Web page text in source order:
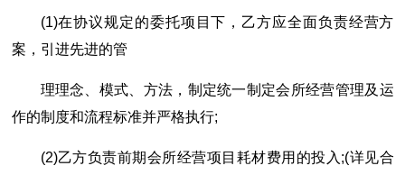
(1)在协议规定的委托项目下，乙方应全面负责经营方
案，引进先进的管
理理念、模式、方法，制定统一制定会所经营管理及运
作的制度和流程标准并严格执行;
(2)乙方负责前期会所经营项目耗材费用的投入;(详见合